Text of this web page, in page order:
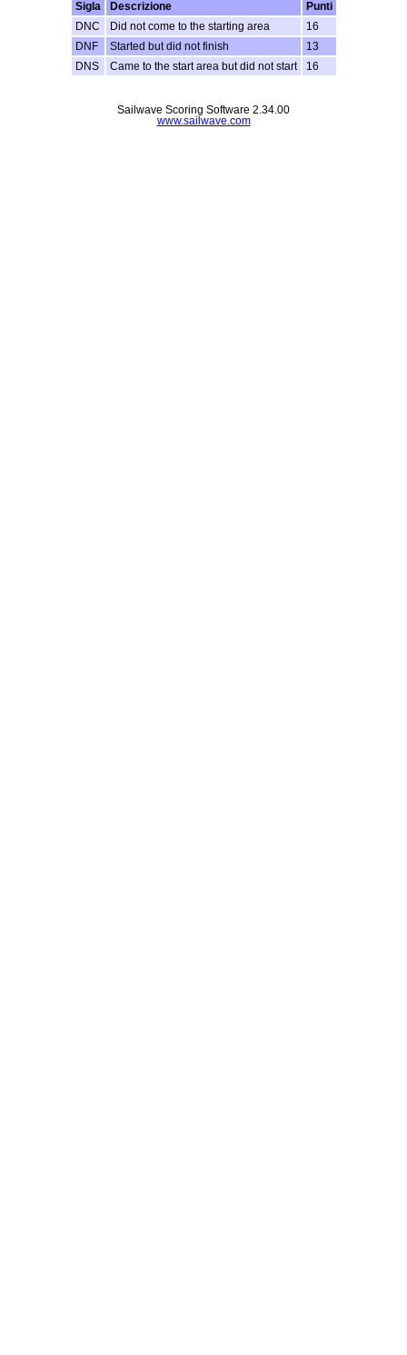
Sigla Descrizione
Punti
DNC
Did not come to the starting area
16
DNF
Started but did not finish
13
DNS
Came to the start area but did not start 16
Sailwave Scoring Software 2.34.00
www.sailwave.com